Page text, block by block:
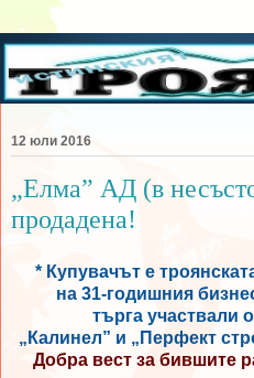
12 юли 2016
„Елма” АД (в
продадена!
* Купувачът е
на 31-годишния
търга участвали
„Калинел” и „Перфект
Добра вест за бившите